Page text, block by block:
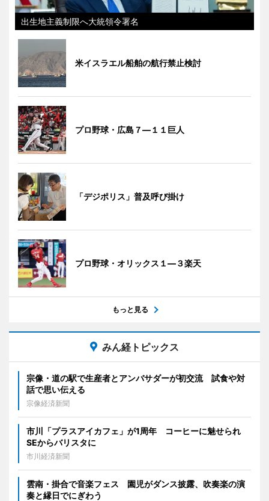
出生地主義制限へ大統領令署名
米イスラエル船舶の航行禁止検討
プロ野球・広島７―１１巨人
「デジポリス」普及呼び掛け
プロ野球・オリックス１―３楽天
もっと見る
みん経トピックス
宗像・道の駅で生産者とアンバサダーが初交流 試食や対
話で思い伝える
宗像経済新聞
市川「プラスアイカフェ」が1周年 コーヒーに魅せられ
SEからバリスタに
市川経済新聞
雲南・掛合で音楽フェス 園児がダンス披露、吹奏楽の演
奏と縁日でにぎわう